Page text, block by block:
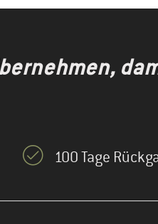
100 Tage